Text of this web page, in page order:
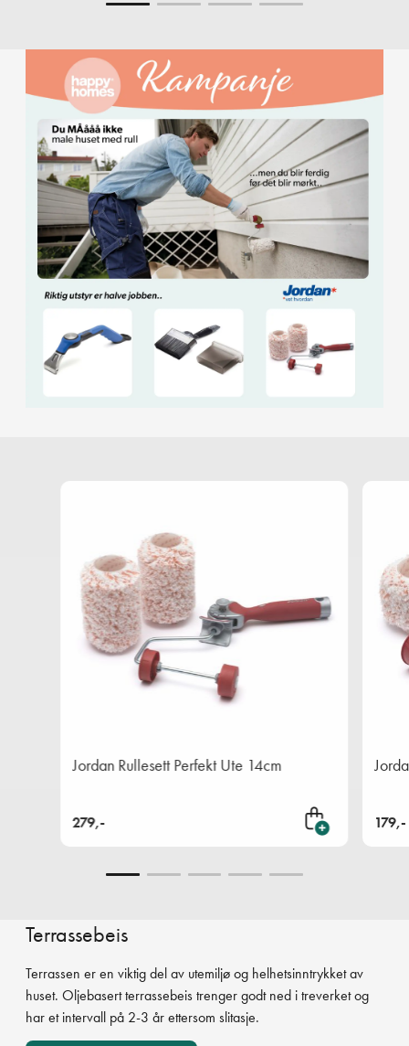
Jordan Rullesett Perfekt Ute 14cm
279,-
Legg i handlekurven
179,-
Terrassebeis
Terrassen er en viktig del av utemiljø og helhetsinntrykket av
huset. Oljebasert terrassebeis trenger godt ned i treverket og
har et intervall på 2-3 år ettersom slitasje.